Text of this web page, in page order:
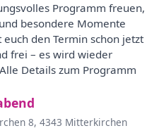
Programm freuen,
besondere Momente
den Termin schon jetzt
frei – es wird wieder
Details zum Programm
8, 4343 Mitterkirchen